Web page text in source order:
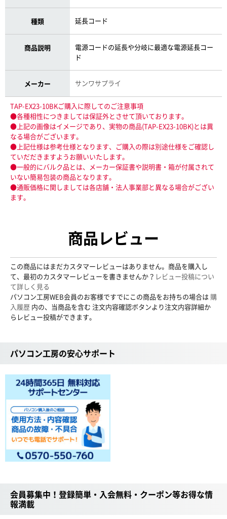
種類 延長コード
商品説明
電源コードの延長や分岐に最適な電源延長コー
ド
メーカー サンワサプライ
TAP-EX23-10BKご購入に際してのご注意事項
●各種相性につきましては保証外とさせて頂いております。
●上記の画像はイメージであり、実物の商品(TAP-EX23-10BK)とは異
なる場合がございます。
●上記仕様は参考仕様となります、ご購入の際は別途仕様をご確認し
ていだだきますようお願いいたします。
●一般的にバルク品とは、メーカー保証書や説明書・箱が付属されて
いない簡易包装の商品となります。
●通販価格に関しましては各店舗・法人事業部と異なる場合がござい
ます。
商品レビュー
この商品にはまだカスタマーレビューはありません。商品を購入し
て、最初のカスタマーレビューを書きませんか？ レビュー投稿につい
て詳しく見る
パソコン工房WEB会員のお客様ですでにこの商品をお持ちの場合は 購
入履歴 内の、当商品を含む 注文内容確認ボタンより注文内容詳細か
らレビュー投稿ができます。
パソコン工房の安心サポート
会員募集中！登録簡単・入会無料・クーポン等お得な情
報満載